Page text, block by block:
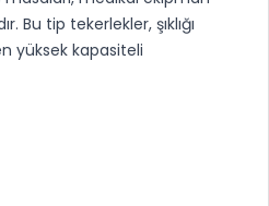
Bu tip tekerlekler, şıklığı
yüksek kapasiteli